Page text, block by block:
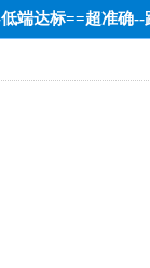
端达标==超准确--